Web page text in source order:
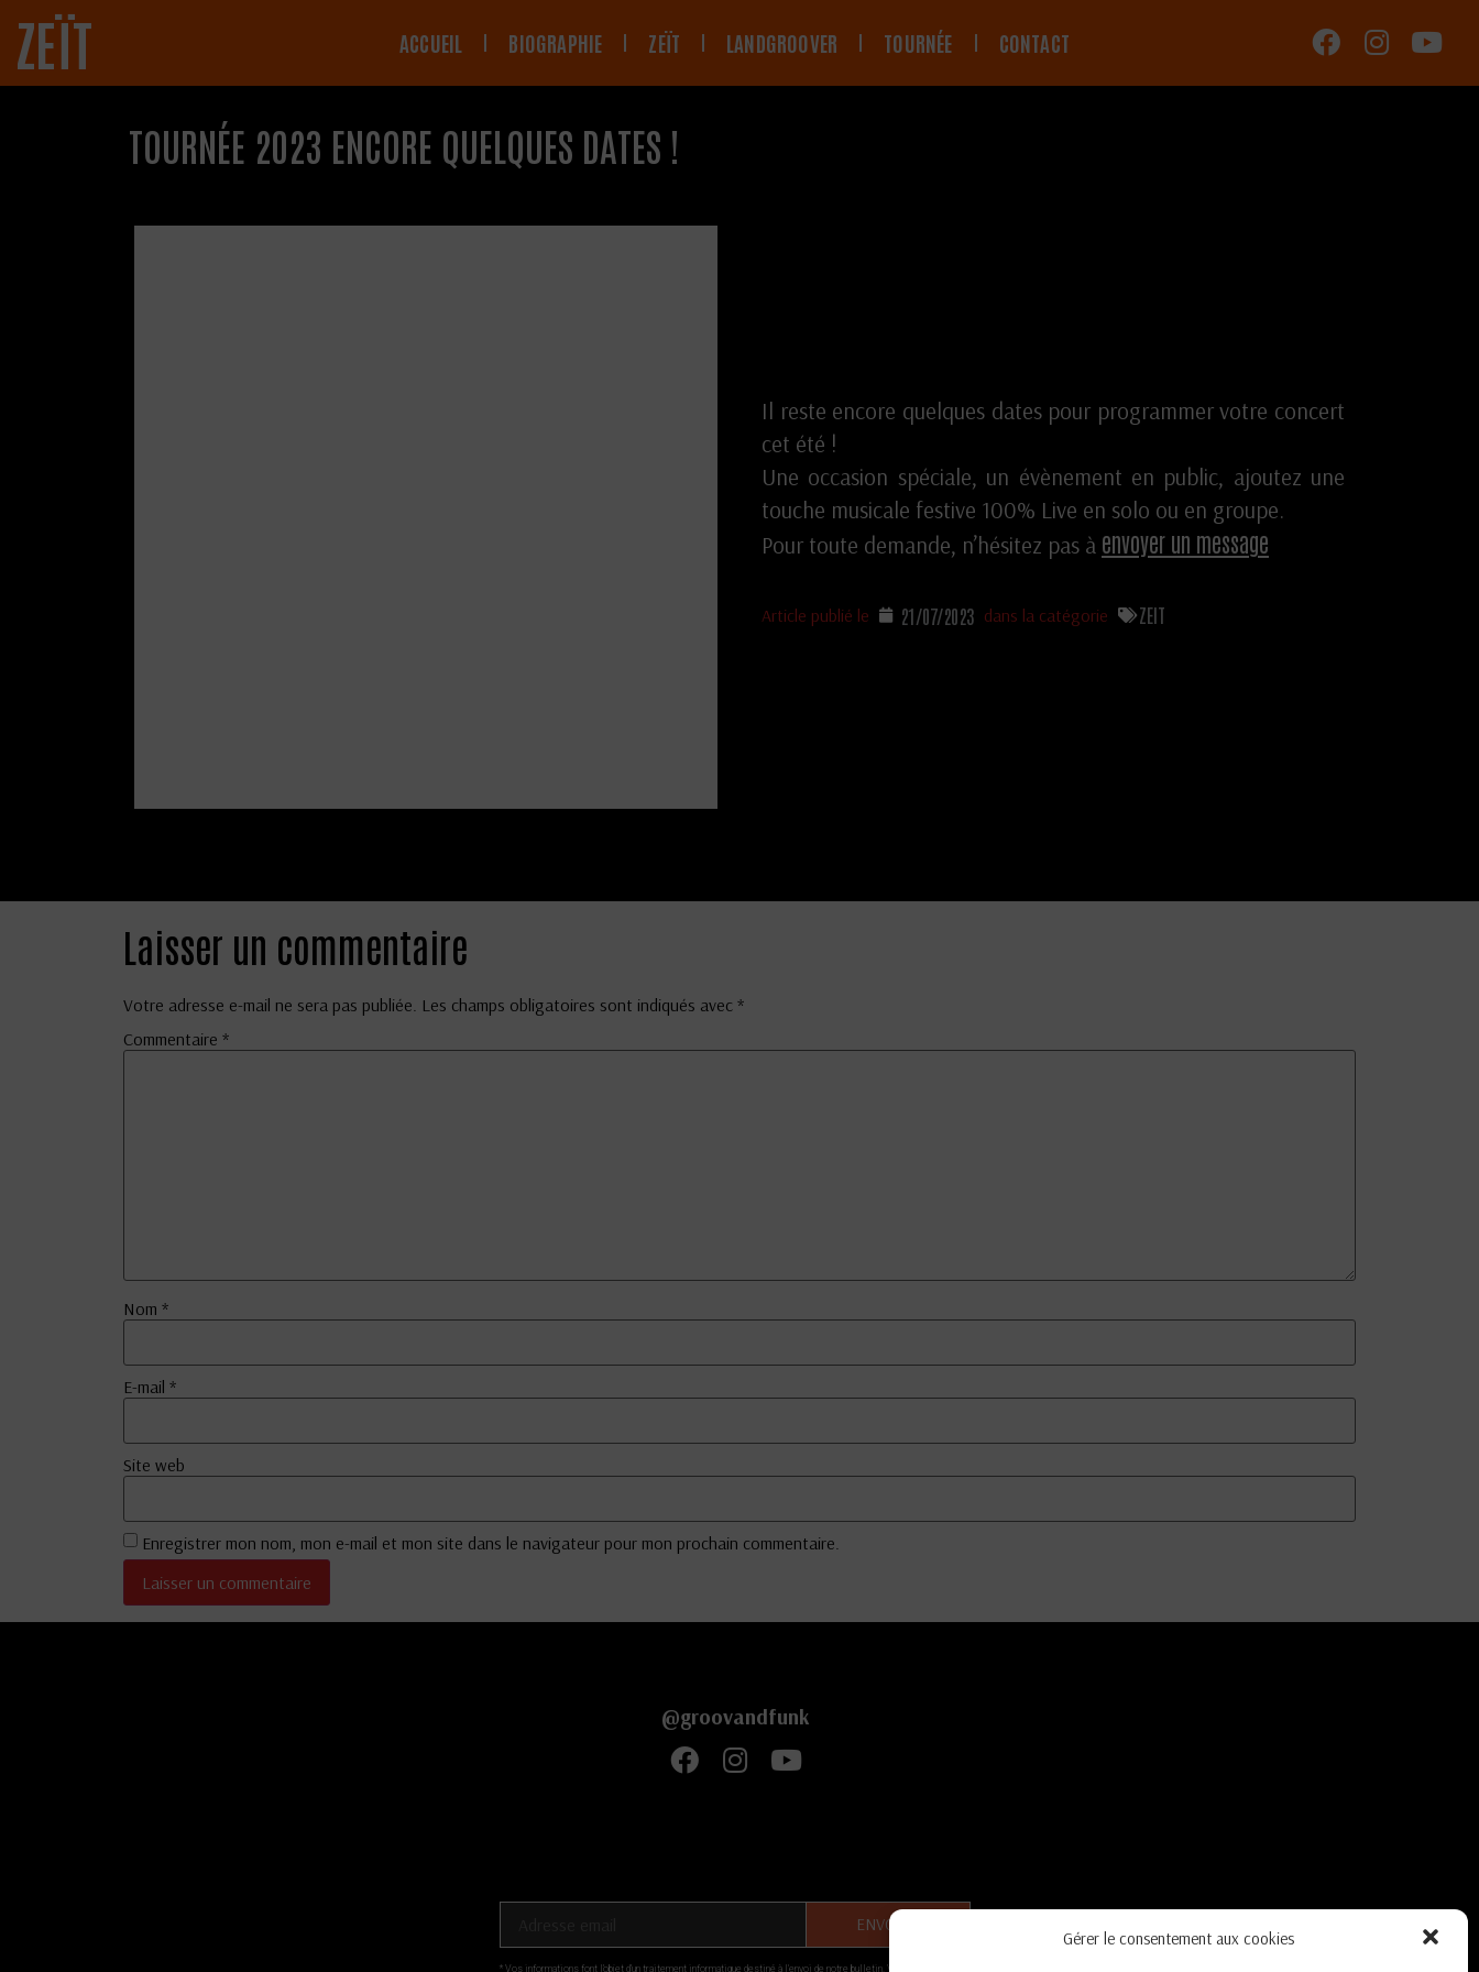
Gérer le consentement aux cookies
ZEÏT ACCUEIL BIOGRAPHIE ZEÏT LANDGROOVER TOURNÉE CONTACT
TOURNÉE 2023 ENCORE QUELQUES DATES !
Il reste encore quelques dates pour programmer votre concert
cet été !
Une occasion spéciale, un évènement en public, ajoutez une
touche musicale festive 100% Live en solo ou en groupe.
Pour toute demande, n’hésitez pas à envoyer un message
Article publié le 21/07/2023 dans la catégorie ZEIT
Laisser un commentaire
Votre adresse e-mail ne sera pas publiée. Les champs obligatoires sont indiqués avec *
Commentaire *
Nom *
E-mail *
Site web
Enregistrer mon nom, mon e-mail et mon site dans le navigateur pour mon prochain commentaire.
@groovandfunk
* Vos informations font l’objet d’un traitement informatique destiné à l'envoi de notre bulletin. Votre email ne sera